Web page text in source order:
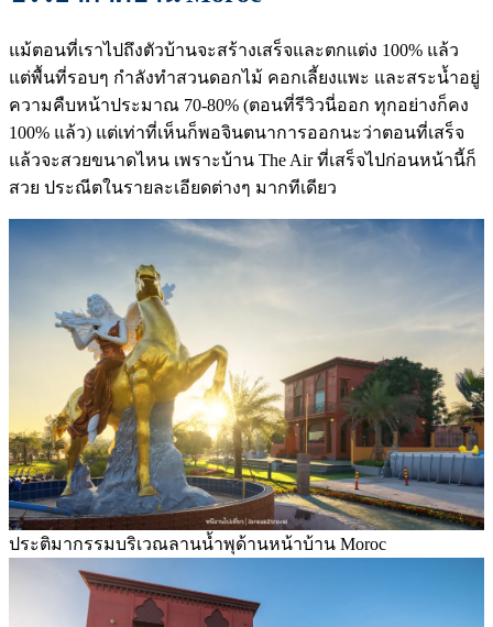
แม้ตอนที่เราไปถึงตัวบ้านจะสร้างเสร็จและตกแต่ง 100% แล้ว
แต่พื้นที่รอบๆ กำลังทำสวนดอกไม้ คอกเลี้ยงแพะ และสระน้ำอยู่
ความคืบหน้าประมาณ 70-80% (ตอนที่รีวิวนี่ออก ทุกอย่างก็คง
100% แล้ว) แต่เท่าที่เห็นก็พอจินตนาการออกนะว่าตอนที่เสร็จ
แล้วจะสวยขนาดไหน เพราะบ้าน The Air ที่เสร็จไปก่อนหน้านี้ก็
สวย ประณีตในรายละเอียดต่างๆ มากทีเดียว
ประติมากรรมบริเวณลานน้ำพุด้านหน้าบ้าน Moroc